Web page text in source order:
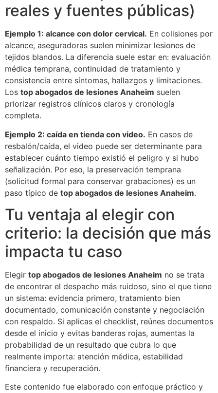
reales y fuentes públicas)
Ejemplo 1: alcance con dolor cervical. En colisiones por
alcance, aseguradoras suelen minimizar lesiones de
tejidos blandos. La diferencia suele estar en: evaluación
médica temprana, continuidad de tratamiento y
consistencia entre síntomas, hallazgos y limitaciones.
Los top abogados de lesiones Anaheim suelen
priorizar registros clínicos claros y cronología
completa.
Ejemplo 2: caída en tienda con video. En casos de
resbalón/caída, el video puede ser determinante para
establecer cuánto tiempo existió el peligro y si hubo
señalización. Por eso, la preservación temprana
(solicitud formal para conservar grabaciones) es un
paso típico de top abogados de lesiones Anaheim.
Tu ventaja al elegir con
criterio: la decisión que más
impacta tu caso
Elegir top abogados de lesiones Anaheim no se trata
de encontrar el despacho más ruidoso, sino el que tiene
un sistema: evidencia primero, tratamiento bien
documentado, comunicación constante y negociación
con respaldo. Si aplicas el checklist, reúnes documentos
desde el inicio y evitas banderas rojas, aumentas la
probabilidad de un resultado que cubra lo que
realmente importa: atención médica, estabilidad
financiera y recuperación.
Este contenido fue elaborado con enfoque práctico y